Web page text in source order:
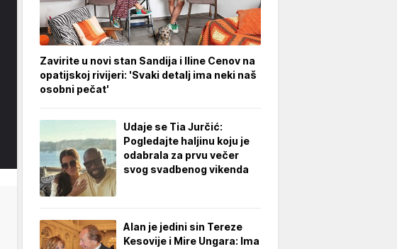
Zavirite u novi stan Sandija i Iline Cenov na
opatijskoj rivijeri: 'Svaki detalj ima neki naš
osobni pečat'
Udaje se Tia Jurčić:
Pogledajte haljinu koju je
odabrala za prvu večer
svog svadbenog vikenda
Alan je jedini sin Tereze
Kesovije i Mire Ungara: Ima